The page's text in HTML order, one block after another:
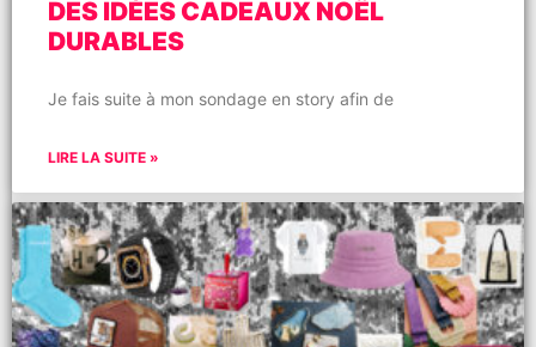
DES IDÉES CADEAUX NOËL
DURABLES
Je fais suite à mon sondage en story afin de
LIRE LA SUITE »